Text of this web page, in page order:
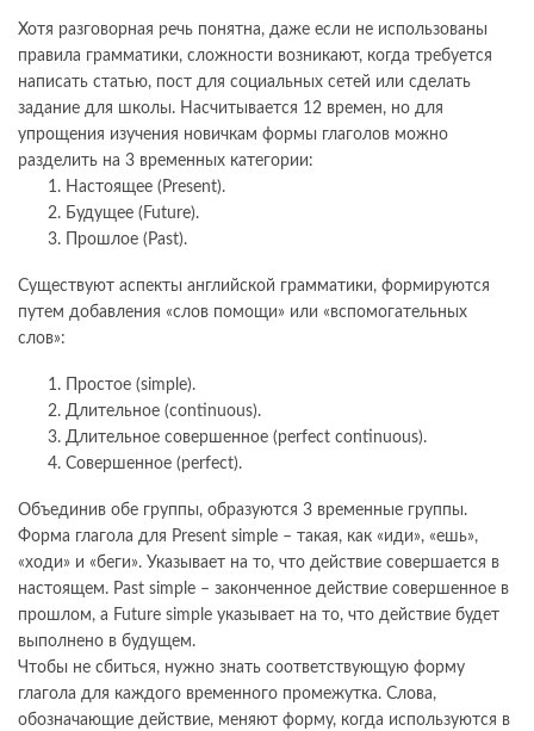
Хотя разговорная речь понятна, даже если не использованы
правила грамматики, сложности возникают, когда требуется
написать статью, пост для социальных сетей или сделать
задание для школы. Насчитывается 12 времен, но для
упрощения изучения новичкам формы глаголов можно
разделить на 3 временных категории:
Настоящее (Present).
Будущее (Future).
Прошлое (Past).
Существуют аспекты английской грамматики, формируются
путем добавления «слов помощи» или «вспомогательных
слов»:
Простое (simple).
Длительное (continuous).
Длительное совершенное (perfect continuous).
Совершенное (perfect).
Объединив обе группы, образуются 3 временные группы.
Форма глагола для Present simple – такая, как «иди», «ешь»,
«ходи» и «беги». Указывает на то, что действие совершается в
настоящем. Past simple – законченное действие совершенное в
прошлом, а Future simple указывает на то, что действие будет
выполнено в будущем.
Чтобы не сбиться, нужно знать соответствующую форму
глагола для каждого временного промежутка. Слова,
обозначающие действие, меняют форму, когда используются в